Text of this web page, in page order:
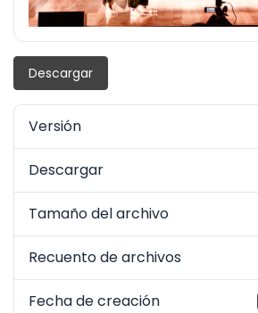
Descargar
Versión
Descargar
Tamaño del archivo
Recuento de archivos
Fecha de creación